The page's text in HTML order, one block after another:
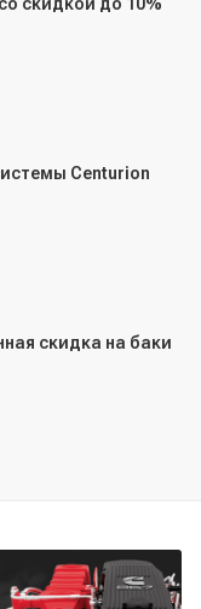
Centurion
скидка на баки